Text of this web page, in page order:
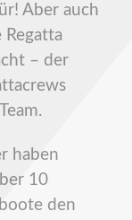
Aber auch
– der
haben
10
den